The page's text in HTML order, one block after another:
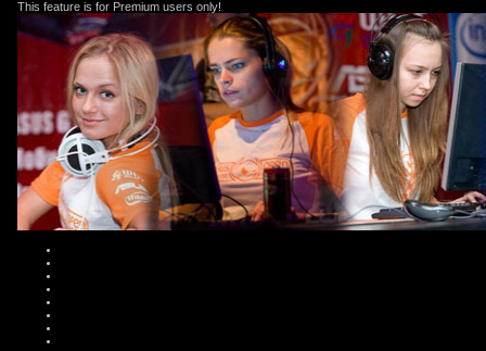
This feature is for Premium users only!